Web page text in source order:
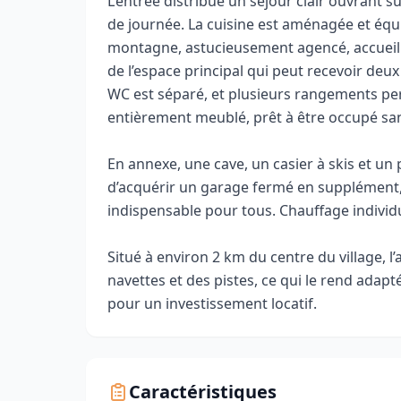
de journée. La cuisine est aménagée et
montagne, astucieusement agencé,
de l’espace principal qui peut recevoir
WC est séparé, et plusieurs rangements
entièrement meublé, prêt à être occupé
En annexe, une cave, un casier à skis et
d’acquérir un garage fermé en
indispensable pour tous. Chauffage
Situé à environ 2 km du centre du village,
navettes et des pistes, ce qui le rend
pour un investissement locatif.
Caractéristiques